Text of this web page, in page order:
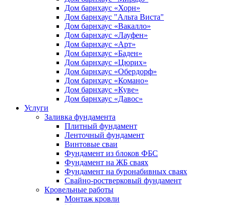
Дом барнхаус «Хорн»
Дом барнхаус "Альта Виста"
Дом барнхаус «Вакалло»
Дом барнхаус «Лауфен»
Дом барнхаус «Арт»
Дом барнхаус «Баден»
Дом барнхаус «Цюрих»
Дом барнхаус «Обердорф»
Дом барнхаус «Комано»
Дом барнхаус «Куве»
Дом барнхаус «Давос»
Услуги
Заливка фундамента
Плитный фундамент
Ленточный фундамент
Винтовые сваи
Фундамент из блоков ФБС
Фундамент на ЖБ сваях
Фундамент на буронабивных сваях
Свайно-ростверковый фундамент
Кровельные работы
Монтаж кровли